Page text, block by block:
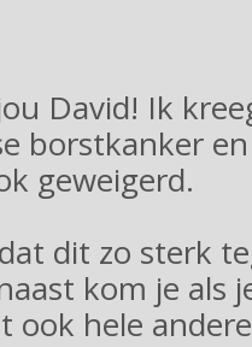
David! Ik
borstkanker
geweigerd.
dit zo sterk
kom je als
ook hele